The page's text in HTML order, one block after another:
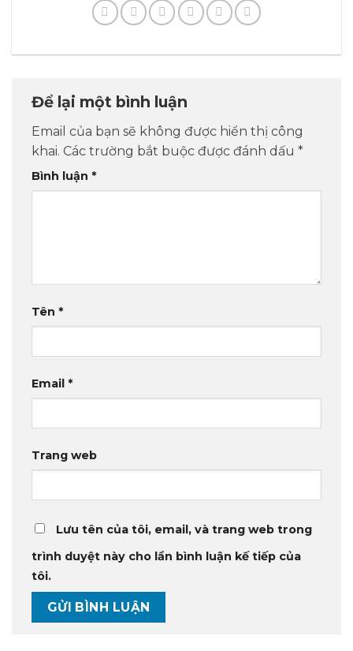
Để lại một bình luận
Email của bạn sẽ không được hiển thị công
khai. Các trường bắt buộc được đánh dấu *
Bình luận *
Tên *
Email *
Trang web
Lưu tên của tôi, email, và trang web trong
trình duyệt này cho lần bình luận kế tiếp của
tôi.